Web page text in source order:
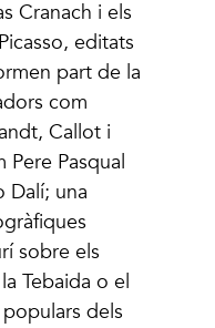
Cranach i els
editats
part de la
com
Callot i
Pere Pasqual
Dalí; una
sobre els
Tebaida o el
dels